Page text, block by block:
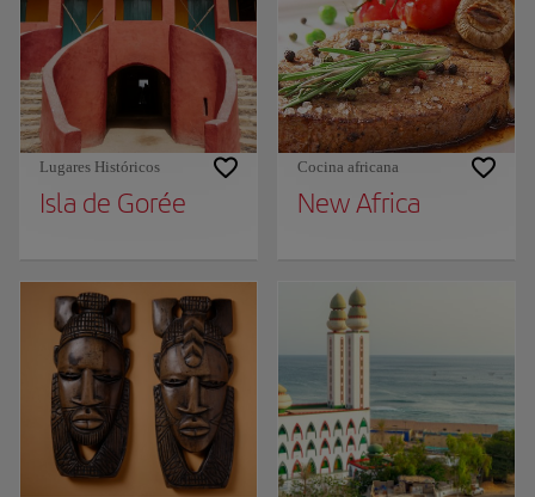
Lugares Históricos
Isla de Gorée
Cocina africana
New Africa